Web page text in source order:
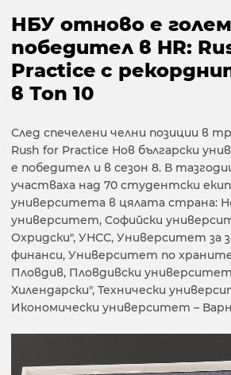
НБУ отново е
победител в HR:
Practice с
в Топ 10
След спечелени челни позиции в
Rush for Practice Нов български
е победител и в сезон 8. В
участваха над 70 студентски
университета в цялата страна:
университет, Софийски
Охридски", УНСС, Университет за
финанси, Университет по
Пловдив, Пловдивски
Хилендарски", Технически
Икономически университет –